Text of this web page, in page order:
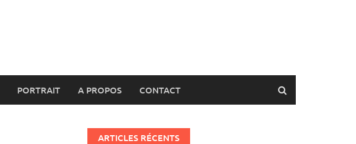
PORTRAIT A PROPOS CONTACT
ARTICLES RÉCENTS